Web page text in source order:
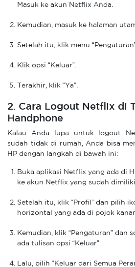
Masuk ke akun Netflix Anda.
Kemudian, masuk ke halaman
Setelah itu, klik menu
Klik opsi “Keluar”.
Terakhir, klik “Ya”.
2. Cara Logout Netflix di
Handphone
Kalau Anda lupa untuk logout
sudah tidak di rumah, Anda bisa
HP dengan langkah di bawah ini:
Buka aplikasi Netflix yang ada di
ke akun Netflix yang sudah dimiliki.
Setelah itu, klik “Profil” dan pilih
horizontal yang ada di pojok
Kemudian, klik “Pengaturan” dan
ada tulisan opsi “Keluar”.
Lalu, pilih “Keluar dari Semua